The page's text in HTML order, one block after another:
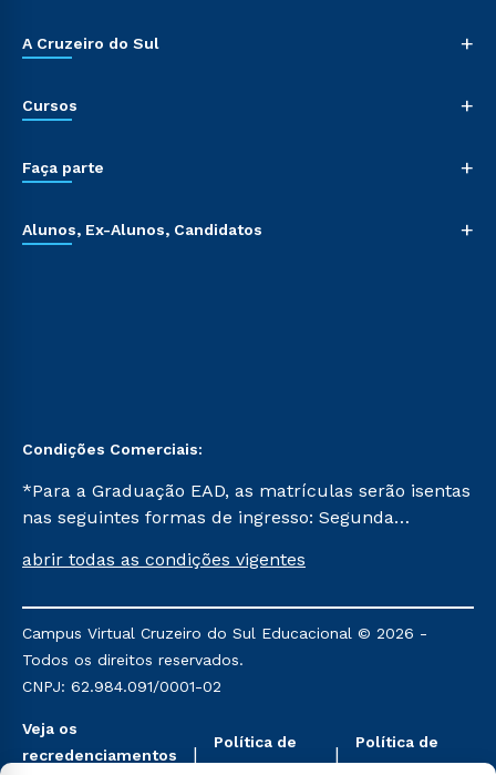
A Cruzeiro do Sul +
Cursos +
Faça parte +
Alunos, Ex-Alunos, Candidatos +
Condições Comerciais:
*Para a Graduação EAD, as matrículas serão isentas
nas seguintes formas de ingresso: Segunda
Já para as demais, a taxa de matrícula será de R$
mencionadas são referentes aos cursos: Ensino
Religioso, Geografia para a Docência e Metodologia
do Ensino de História: Questões Atuais.
abrir todas as condições vigentes
Campus Virtual Cruzeiro do Sul Educacional © 2026 -
Todos os direitos reservados.
CNPJ: 62.984.091/0001-02
Veja os
recredenciamentos
Política de
Privacidade
Política de
Cookies